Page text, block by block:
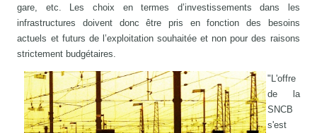
gare, etc. Les choix en termes d’investissements dans les
infrastructures doivent donc être pris en fonction des besoins
actuels et futurs de l’exploitation souhaitée et non pour des raisons
strictement budgétaires.
"L'offre
de la
SNCB
s'est